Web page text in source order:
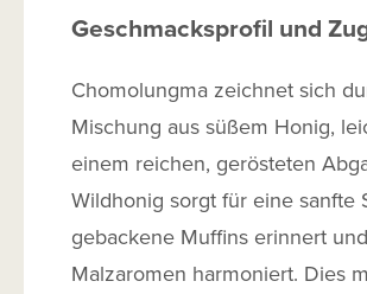
Geschmacksprofil und
Chomolungma zeichnet sich
Mischung aus süßem Honig,
einem reichen, gerösteten
Wildhonig sorgt für eine sanfte
gebackene Muffins erinnert
Malzaromen harmoniert. Dies